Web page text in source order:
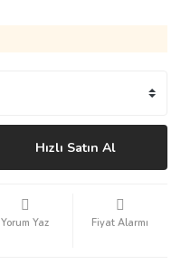
Hızlı Satın Al
Yorum Yaz Fiyat Alarmı